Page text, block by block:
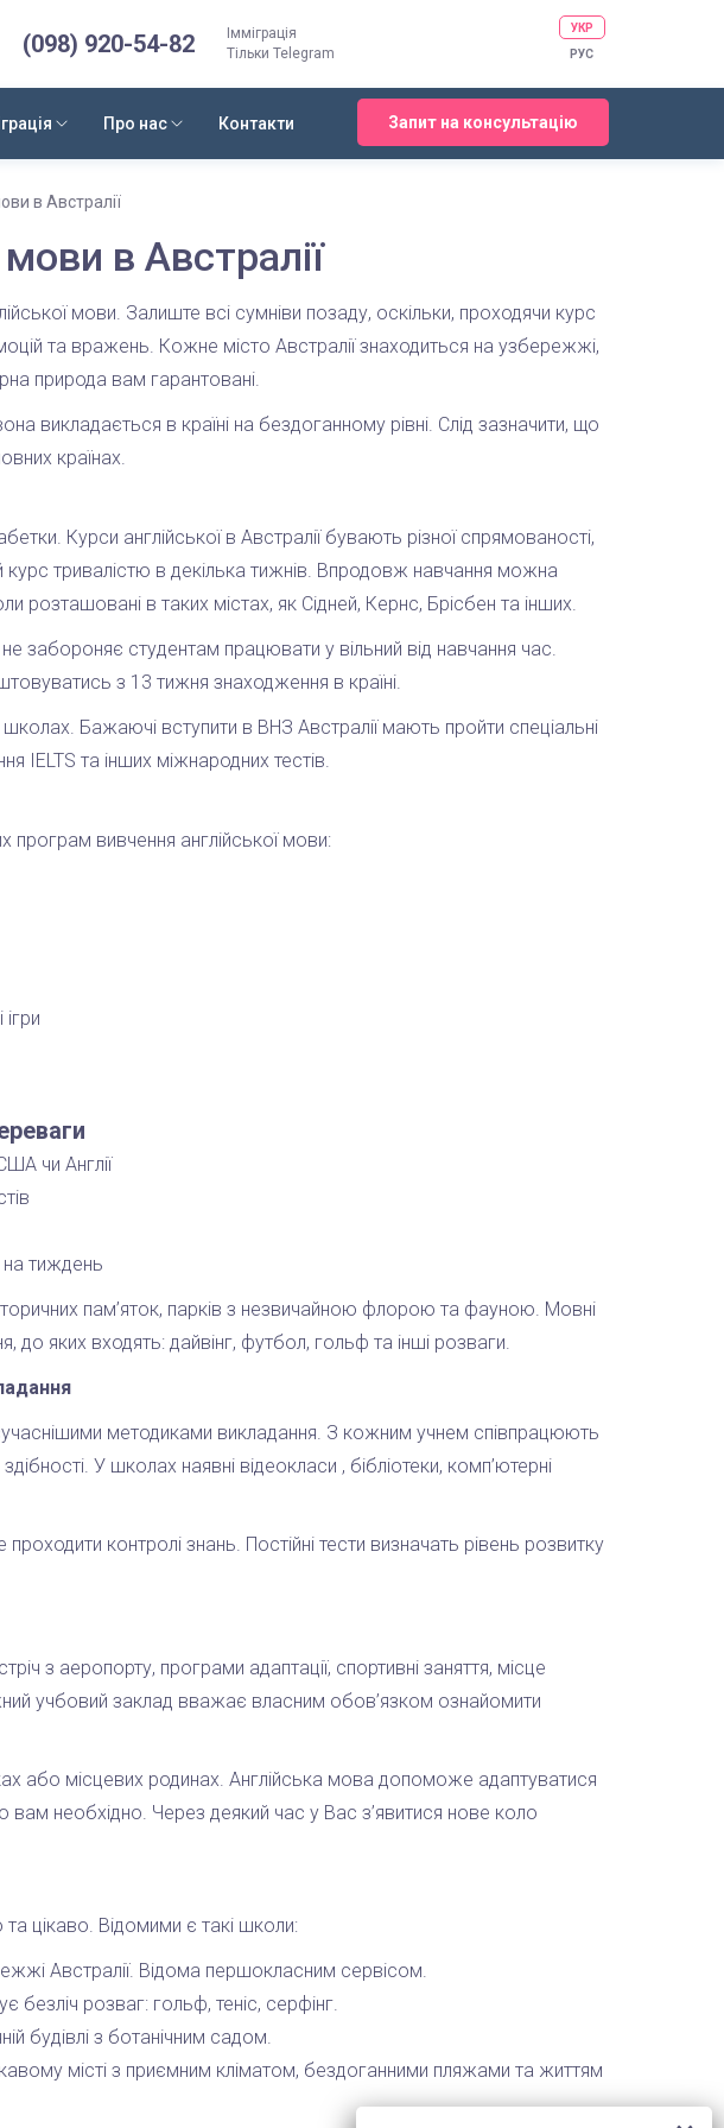
(098) 920-54-82
Імміграція
Тільки Telegram
УКР
РУС
Про нас Контакти Запит на консультацію
в Австралії
в Австралії
мови. Залиште всі сумніви позаду, оскільки, проходячи курс
та вражень. Кожне місто Австралії знаходиться на узбережжі,
природа вам гарантовані.
викладається в країні на бездоганному рівні. Слід зазначити, що
країнах.
Курси англійської в Австралії бувають різної спрямованості,
тривалістю в декілька тижнів. Впродовж навчання можна
розташовані в таких містах, як Сідней, Кернс, Брісбен та інших.
забороняє студентам працювати у вільний від навчання час.
з 13 тижня знаходження в країні.
Бажаючі вступити в ВНЗ Австралії мають пройти спеціальні
IELTS та інших міжнародних тестів.
програм вивчення англійської мови:
чи Англії
тиждень
пам’яток, парків з незвичайною флорою та фауною. Мовні
до яких входять: дайвінг, футбол, гольф та інші розваги.
методиками викладання. З кожним учнем співпрацюють
У школах наявні відеокласи , бібліотеки, комп’ютерні
контролі знань. Постійні тести визначать рівень розвитку
з аеропорту, програми адаптації, спортивні заняття, місце
учбовий заклад вважає власним обов’язком ознайомити
або місцевих родинах. Англійська мова допоможе адаптуватися
вам необхідно. Через деякий час у Вас з’явитися нове коло
та цікаво. Відомими є такі школи:
Австралії. Відома першокласним сервісом.
розваг: гольф, теніс, серфінг.
будівлі з ботанічним садом.
місті з приємним кліматом, бездоганними пляжами та життям